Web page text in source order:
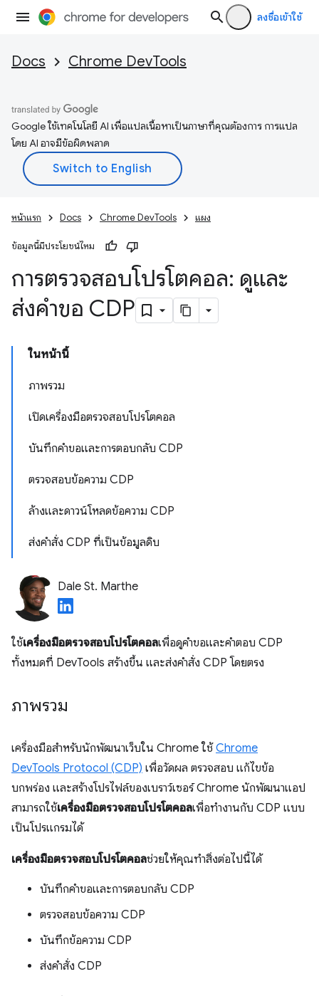
ลงชื่อเข้าใช้
Docs Chrome DevTools
Google ใช้เทคโนโลยี AI เพื่อแปลเนื้อหาเป็นภาษาที่คุณต้องการ การแปล
โดย AI อาจมีข้อผิดพลาด
หน้าแรก Docs Chrome DevTools แผง
ข้อมูลนี้มีประโยชน์ไหม
การตรวจสอบโปรโตคอล: ดูและ
ส่งคำขอ CDP
ในหน้านี้
ภาพรวม
เปิดเครื่องมือตรวจสอบโปรโตคอล
บันทึกคำขอและการตอบกลับ CDP
ตรวจสอบข้อความ CDP
ล้างและดาวน์โหลดข้อความ CDP
ส่งคำสั่ง CDP ที่เป็นข้อมูลดิบ
Dale St. Marthe
ใช้เครื่องมือตรวจสอบโปรโตคอลเพื่อดูคําขอและคําตอบ CDP
ทั้งหมดที่ DevTools สร้างขึ้น และส่งคําสั่ง CDP โดยตรง
ภาพรวม
เครื่องมือสำหรับนักพัฒนาเว็บใน Chrome ใช้ Chrome
DevTools Protocol (CDP) เพื่อวัดผล ตรวจสอบ แก้ไขข้อ
บกพร่อง และสร้างโปรไฟล์ของเบราว์เซอร์ Chrome นักพัฒนาแอป
สามารถใช้เครื่องมือตรวจสอบโปรโตคอลเพื่อทํางานกับ CDP แบบ
เป็นโปรแกรมได้
เครื่องมือตรวจสอบโปรโตคอลช่วยให้คุณทําสิ่งต่อไปนี้ได้
บันทึกคำขอและการตอบกลับ CDP
ตรวจสอบข้อความ CDP
บันทึกข้อความ CDP
ส่งคำสั่ง CDP